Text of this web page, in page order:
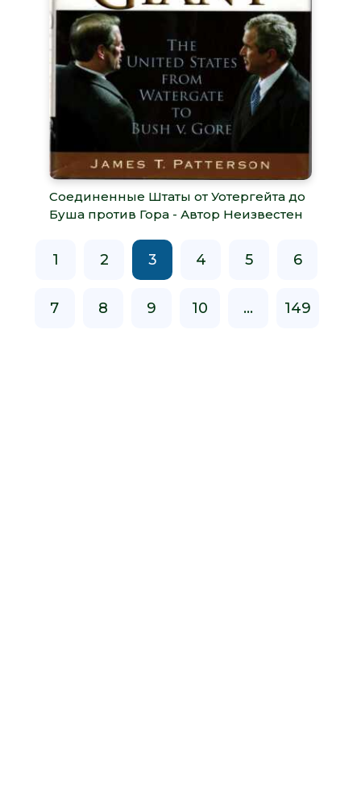
Соединенные Штаты от Уотергейта до
Буша против Гора - Автор Неизвестен
1 2 3 4 5 6
7 8 9 10 ... 149